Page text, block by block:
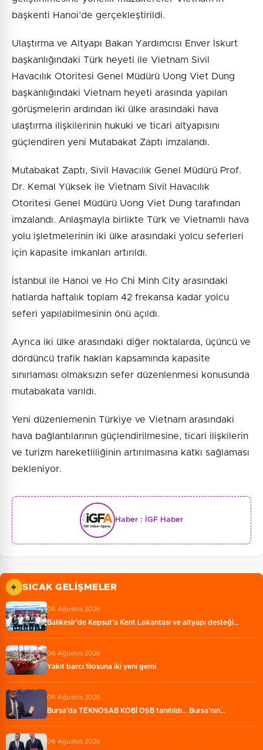
başkenti Hanoi’de gerçekleştirildi.
Ulaştırma ve Altyapı Bakan Yardımcısı Enver İskurt
başkanlığındaki Türk heyeti ile Vietnam Sivil
Havacılık Otoritesi Genel Müdürü Uong Viet Dung
başkanlığındaki Vietnam heyeti arasında yapılan
görüşmelerin ardından iki ülke arasındaki hava
ulaştırma ilişkilerinin hukuki ve ticari altyapısını
güçlendiren yeni Mutabakat Zaptı imzalandı.
Mutabakat Zaptı, Sivil Havacılık Genel Müdürü Prof.
Dr. Kemal Yüksek ile Vietnam Sivil Havacılık
Otoritesi Genel Müdürü Uong Viet Dung tarafından
imzalandı. Anlaşmayla birlikte Türk ve Vietnamlı hava
yolu işletmelerinin iki ülke arasındaki yolcu seferleri
için kapasite imkanları artırıldı.
İstanbul ile Hanoi ve Ho Chi Minh City arasındaki
hatlarda haftalık toplam 42 frekansa kadar yolcu
seferi yapılabilmesinin önü açıldı.
Ayrıca iki ülke arasındaki diğer noktalarda, üçüncü ve
dördüncü trafik hakları kapsamında kapasite
sınırlaması olmaksızın sefer düzenlenmesi konusunda
mutabakata varıldı.
Yeni düzenlemenin Türkiye ve Vietnam arasındaki
hava bağlantılarının güçlendirilmesine, ticari ilişkilerin
ve turizm hareketliliğinin artırılmasına katkı sağlaması
bekleniyor.
Haber : İGF Haber
SICAK GELIŞMELER
06 Ağustos 2026
Balıkesir'de Kepsut’a Kent Lokantası ve altyapı desteği…
06 Ağustos 2026
Yakıt barcı filosuna iki yeni gemi
06 Ağustos 2026
Bursa’da TEKNOSAB KOBİ OSB tanıtıldı... Bursa’nın…
06 Ağustos 2026